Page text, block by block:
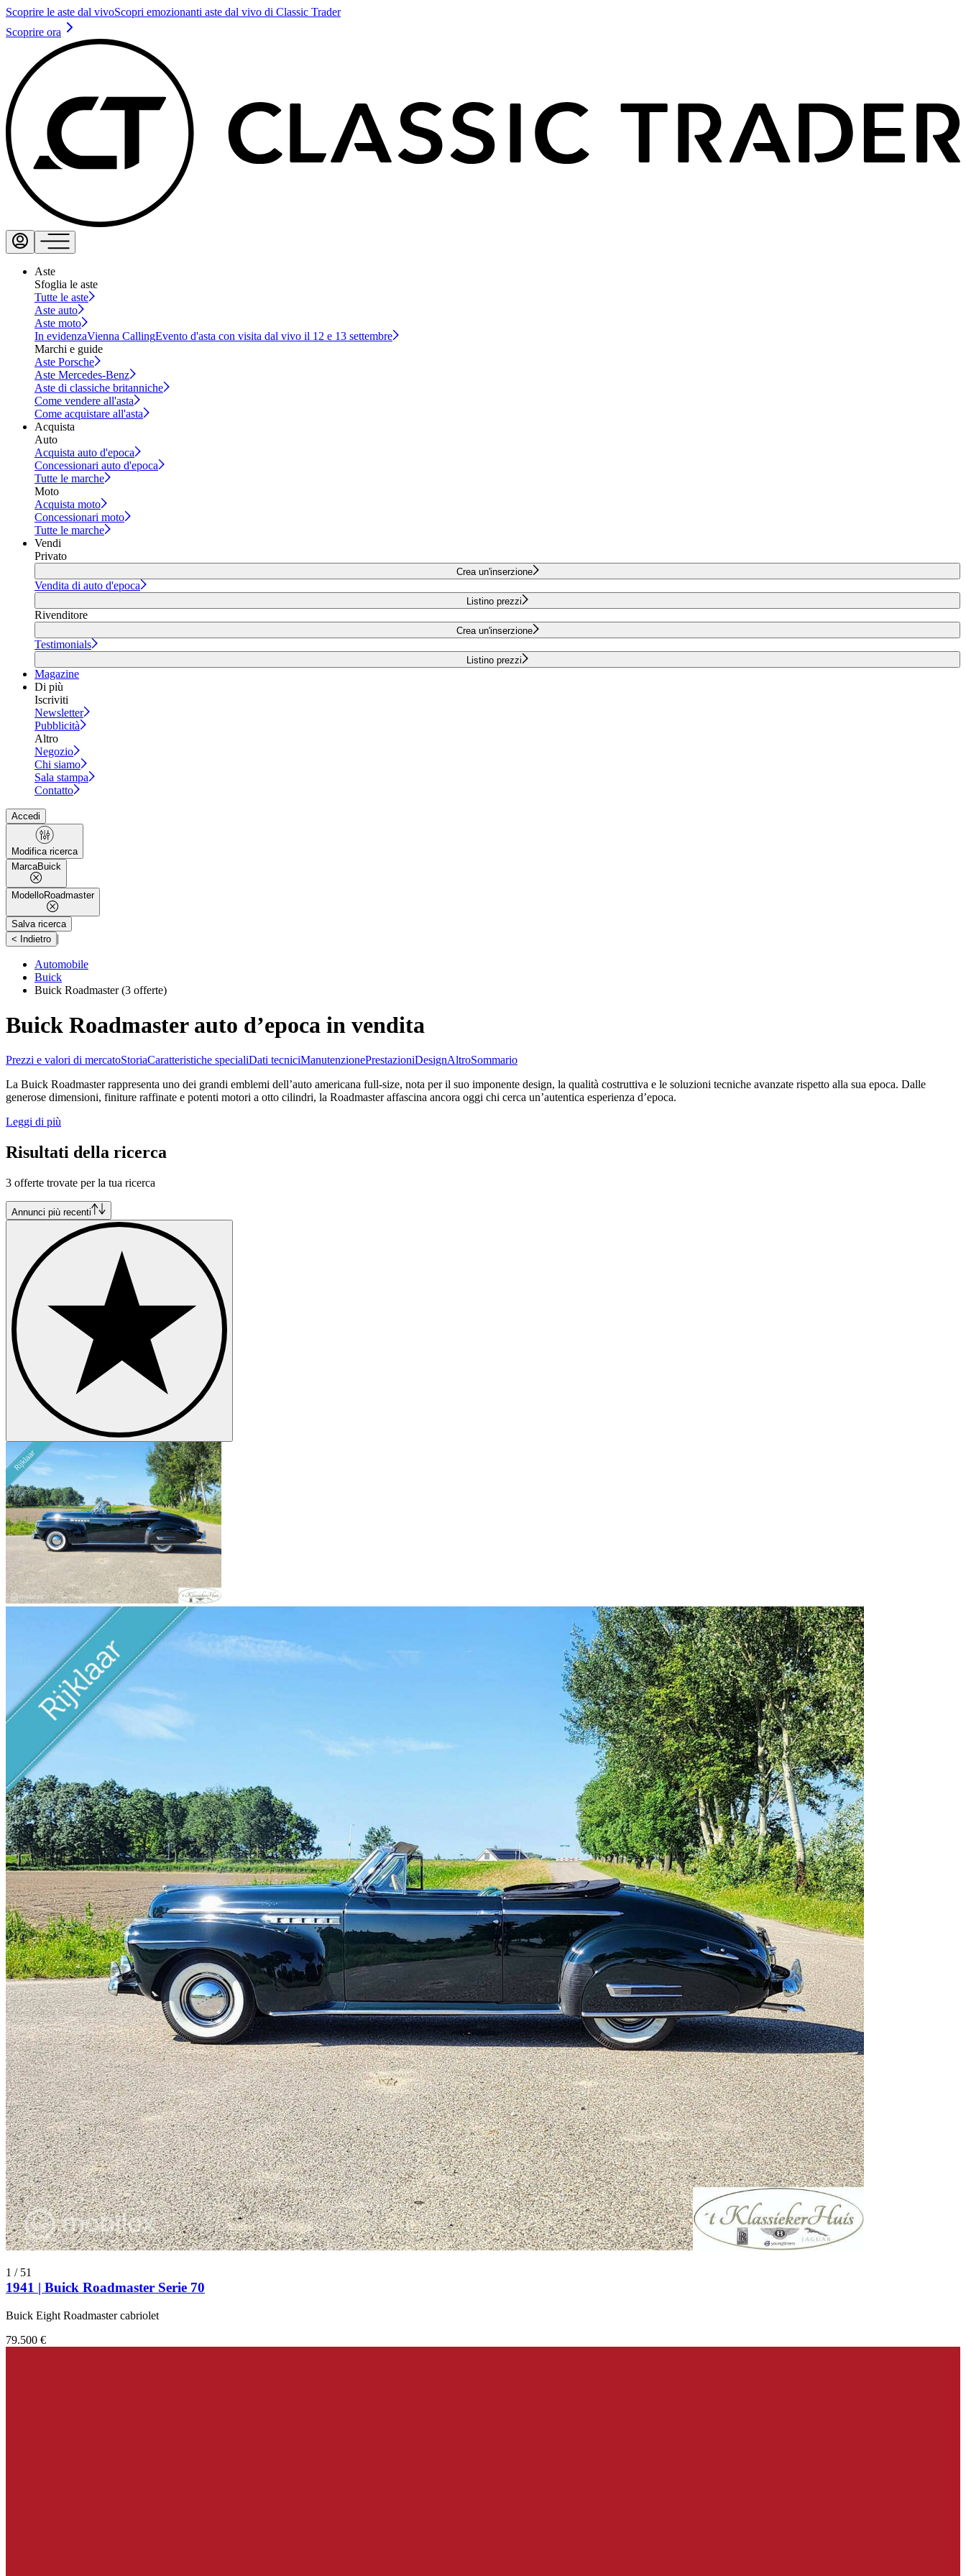
Scoprire le aste dal vivoScopri emozionanti aste dal vivo di Classic Trader
Scoprire ora
Aste
Sfoglia le aste
Tutte le aste
Aste auto
Aste moto
In evidenzaVienna CallingEvento d'asta con visita dal vivo il 12 e 13 settembre
Marchi e guide
Aste Porsche
Aste Mercedes-Benz
Aste di classiche britanniche
Come vendere all'asta
Come acquistare all'asta
Acquista
Auto
Acquista auto d'epoca
Concessionari auto d'epoca
Tutte le marche
Moto
Acquista moto
Concessionari moto
Tutte le marche
Vendi
Privato
Crea un'inserzione
Vendita di auto d'epoca
Listino prezzi
Rivenditore
Crea un'inserzione
Testimonials
Listino prezzi
Magazine
Di più
Iscriviti
Newsletter
Pubblicità
Altro
Negozio
Chi siamo
Sala stampa
Contatto
Accedi
Modifica ricerca
MarcaBuick
ModelloRoadmaster
Salva ricerca
< Indietro |
Automobile
Buick
Buick Roadmaster(3 offerte)
Buick Roadmaster auto d’epoca in vendita
Prezzi e valori di mercatoStoriaCaratteristiche specialiDati tecniciManutenzionePrestazioniDesignAltroSommario
La Buick Roadmaster rappresenta uno dei grandi emblemi dell’auto americana full-size, nota per il suo imponente design, la qualità costruttiva e le soluzioni tecniche avanzate rispetto alla sua epoca. Dalle
generose dimensioni, finiture raffinate e potenti motori a otto cilindri, la Roadmaster affascina ancora oggi chi cerca un’autentica esperienza d’epoca.
Leggi di più
Risultati della ricerca
3 offerte trovate per la tua ricerca
Annunci più recenti
1 / 51
1941 | Buick Roadmaster Serie 70
Buick Eight Roadmaster cabriolet
79.500 €